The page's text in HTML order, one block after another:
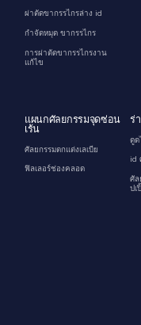
ผ่าตัดขากรรไกรล่าง id
กำจัดหมุด ขากรรไกร
การผ่าตัดขากรรไกรงาน
แก้ไข
แผนกศัลยกรรมจุดซ่อน
เร้น
ศัลยกรรมตกแต่งเลเบีย
ฟิลเลอร์ช่องคลอด
ร่
ดู
id
ศัล
ปเ